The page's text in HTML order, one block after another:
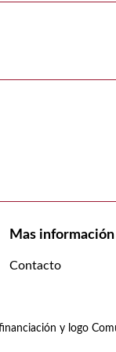
Mas información
Contacto